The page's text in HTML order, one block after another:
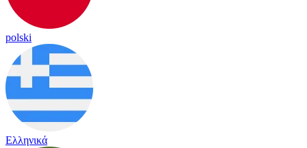
polski
Ελληνικά